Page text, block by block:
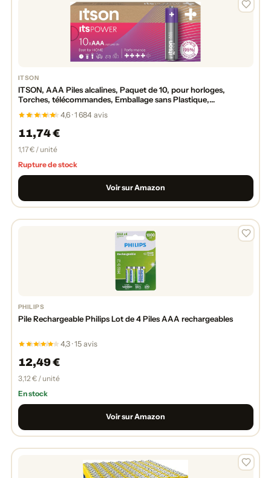
ITSON
ITSON, AAA Piles alcalines, Paquet de 10, pour horloges,
Torches, télécommandes, Emballage sans Plastique,
4,6 · 1 684 avis
11,74 €
1,17 € / unité
Rupture de stock
Voir sur Amazon
PHILIPS
Pile Rechargeable Philips Lot de 4 Piles AAA rechargeables
4,3 · 15 avis
12,49 €
3,12 € / unité
En stock
Voir sur Amazon